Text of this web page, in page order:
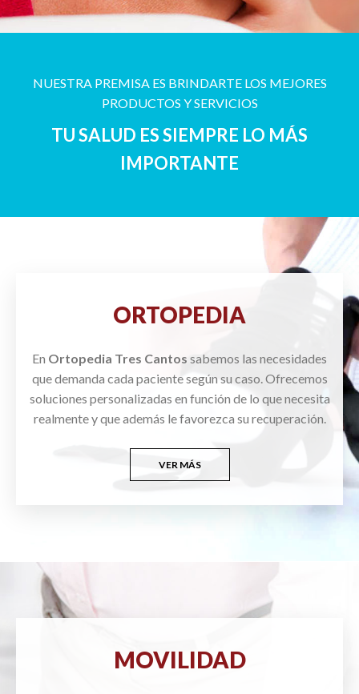
NUESTRA PREMISA ES BRINDARTE LOS MEJORES
PRODUCTOS Y SERVICIOS
TU SALUD ES SIEMPRE LO MÁS
IMPORTANTE
ORTOPEDIA
En Ortopedia Tres Cantos sabemos las necesidades
que demanda cada paciente según su caso. Ofrecemos
soluciones personalizadas en función de lo que necesita
realmente y que además le favorezca su recuperación.
VER MÁS
MOVILIDAD